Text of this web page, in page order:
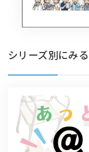
シリーズ別にみる